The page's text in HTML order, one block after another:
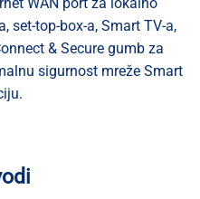
set-top-box-a, Smart TV-a,
& Secure gumb za
sigurnost mreže Smart